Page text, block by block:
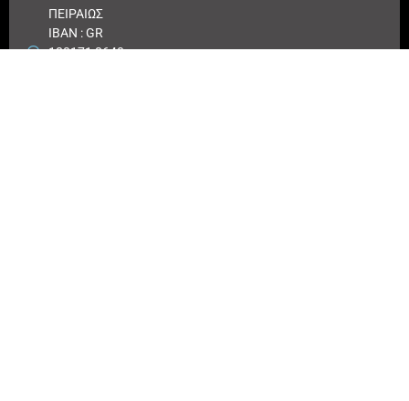
ΠΕΙΡΑΙΩΣ
IBAN : GR
180171 8640